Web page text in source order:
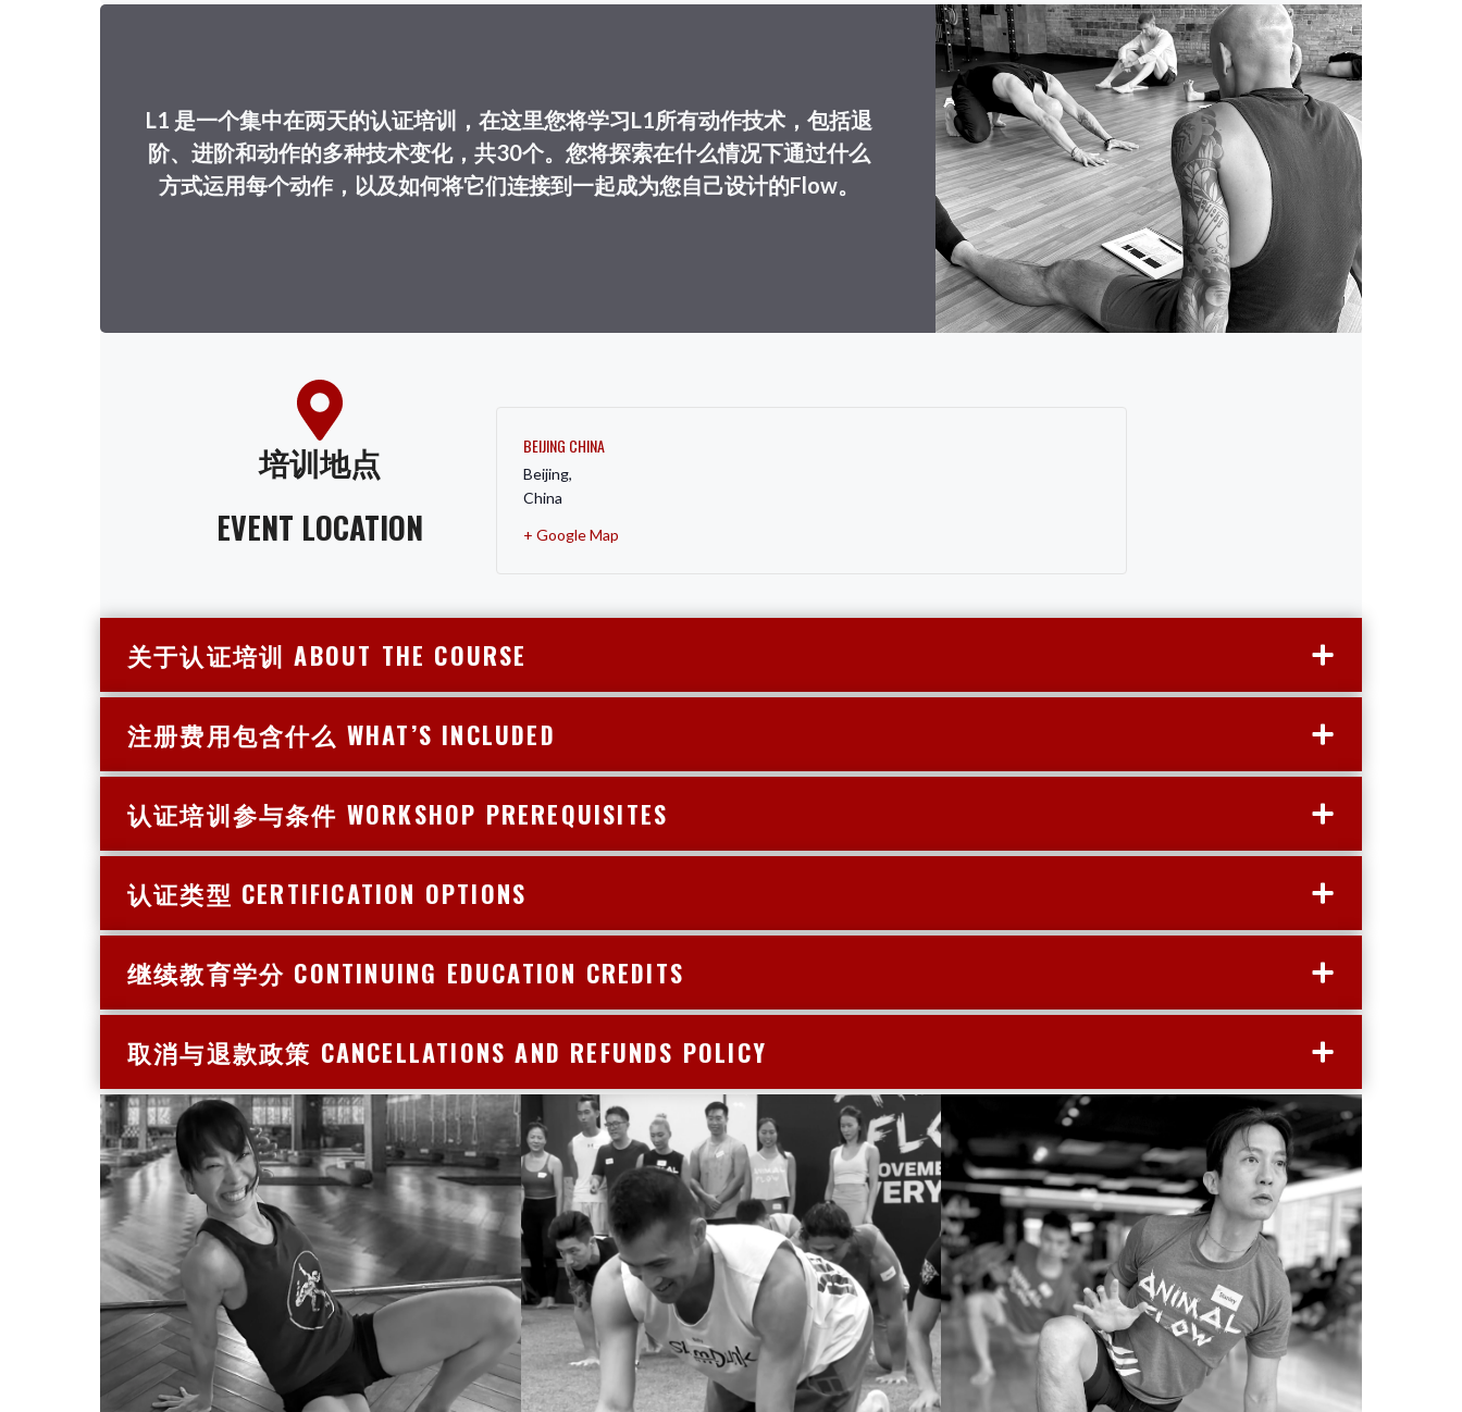
L1 是一个集中在两天的认证培训，在这里您将学习L1所有动作技术，包括退
阶、进阶和动作的多种技术变化，共30个。您将探索在什么情况下通过什么
方式运用每个动作，以及如何将它们连接到一起成为您自己设计的Flow。
培训地点
EVENT LOCATION
BEIJING CHINA
Beijing,
China
+ Google Map
关于认证培训 ABOUT THE COURSE
注册费用包含什么 WHAT’S INCLUDED
认证培训参与条件 WORKSHOP PREREQUISITES
认证类型 CERTIFICATION OPTIONS
继续教育学分 CONTINUING EDUCATION CREDITS
取消与退款政策 CANCELLATIONS AND REFUNDS POLICY